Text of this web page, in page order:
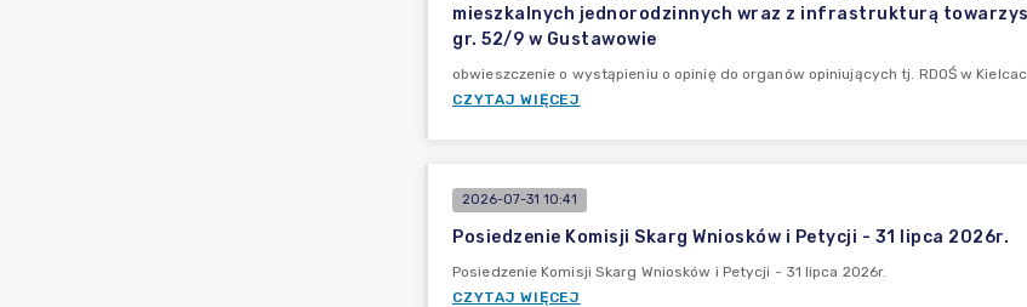
mieszkalnych jednorodzinnych wraz z infrastrukturą
gr. 52/9 w Gustawowie
obwieszczenie o wystąpieniu o opinię do organów opiniujących tj. RDOŚ w
CZYTAJ WIĘCEJ
2026-07-31 10:41
Posiedzenie Komisji Skarg Wniosków i Petycji - 31 lipca 2026r.
Posiedzenie Komisji Skarg Wniosków i Petycji - 31 lipca 2026r.
CZYTAJ WIĘCEJ